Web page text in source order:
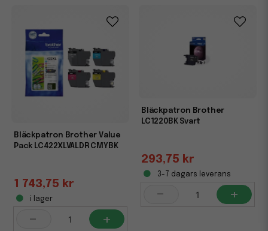
Bläckpatron Brother Value
Pack LC422XLVALDR CMYBK
1 743,75 kr
i lager
- +
Bläckpatron Brother
LC1220BK Svart
293,75 kr
3-7 dagars leverans
- +